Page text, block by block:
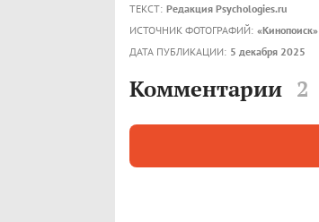
ТЕКСТ: Редакция Psychologies.ru
ИСТОЧНИК ФОТОГРАФИЙ: «Кинопоиск»
ДАТА ПУБЛИКАЦИИ: 5 декабря 2025
Комментарии 2